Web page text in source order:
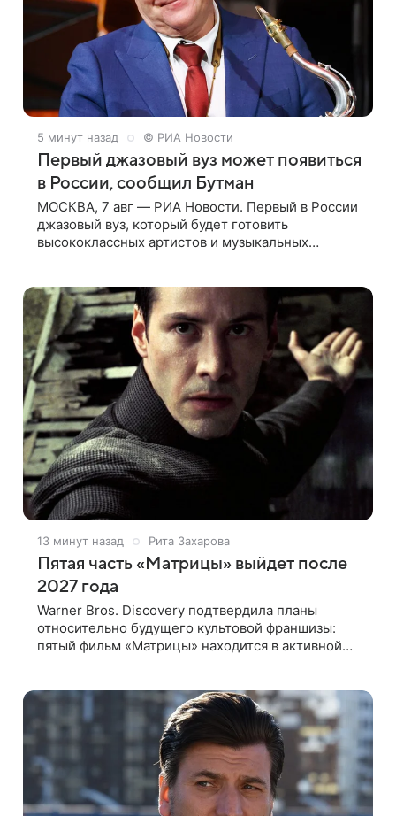
5 минут назад © РИА Новости
Первый джазовый вуз может появиться
в России, сообщил Бутман
МОСКВА, 7 авг — РИА Новости. Первый в России
джазовый вуз, который будет готовить
высококлассных артистов и музыкальных
13 минут назад Рита Захарова
Пятая часть «Матрицы» выйдет после
2027 года
Warner Bros. Discovery подтвердила планы
относительно будущего культовой франшизы:
пятый фильм «Матрицы» находится в активной